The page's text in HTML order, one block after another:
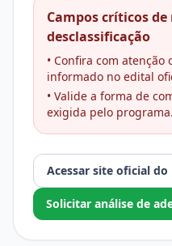
Campos críticos de
desclassificação
• Confira com
informado no edital
• Valide a forma de
exigida pelo programa.
Acessar site oficial
Solicitar análise de